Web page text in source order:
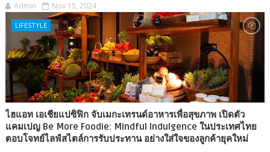
Admin Nov 15, 2024
LIFESTYLE
ไฮแอท เอเชียแปซิฟิก จับเมกะเทรนด์อาหารเพื่อสุขภาพ เปิดตัว
แคมเปญ Be More Foodie: Mindful Indulgence ในประเทศไทย
ตอบโจทย์ไลฟ์สไตล์การรับประทาน อย่างใส่ใจของลูกค้ายุคใหม่